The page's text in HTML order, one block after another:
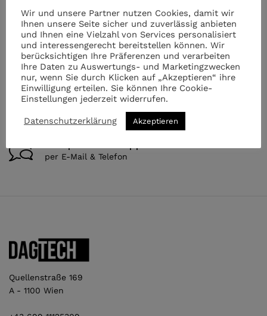
Kostenloser Versand
Für Ihren Einkauf ab €149.-
Beratung
von Profis
Sicheres bezahlen
100% sicher mit SSL bezahlen
per E-Mail & Telefon
Quellenstraße 169
A - 1100 Wien
Wir und unsere Partner nutzen Cookies, damit wir
Ihnen unsere Seite sicher und zuverlässig anbieten
und Ihnen eine Vielzahl von Services personalisiert
und interessengerecht bereitstellen können. Wir
berücksichtigen Ihre Präferenzen und verarbeiten
Ihre Daten zu Auswertungs- und Marketingzwecken
nur, wenn Sie durch Klicken auf „Akzeptieren“ ihre
Einwilligung erteilen. Sie können Ihre Cookie-
Einstellungen jederzeit widerrufen.
Datenschutzerklärung Akzeptieren